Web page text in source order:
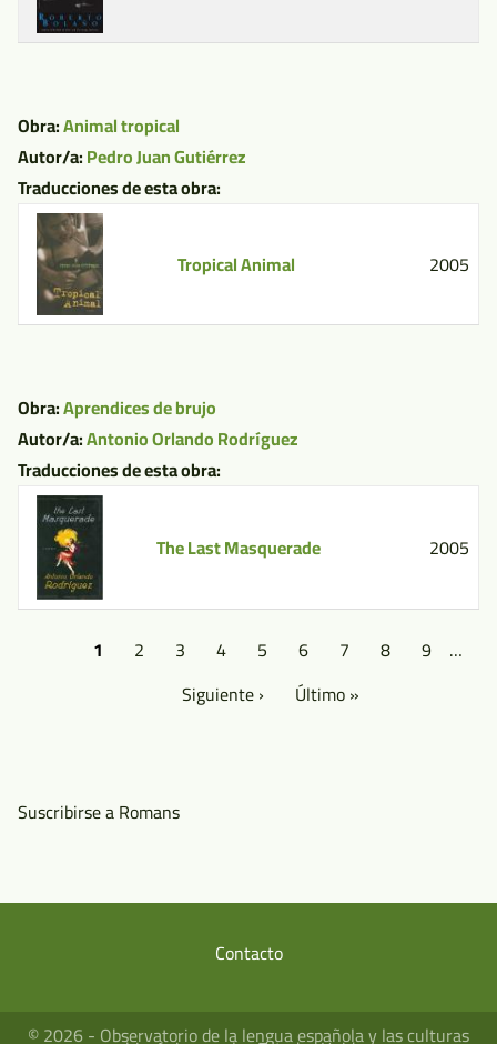
Obra:Animal tropical
Autor/a:Pedro Juan Gutiérrez
Traducciones de esta obra:
Tropical Animal 2005
Obra:Aprendices de brujo
Autor/a:Antonio Orlando Rodríguez
Traducciones de esta obra:
The Last Masquerade 2005
PaginaciónPágina
1 Página
2 Página
3 Página
4 Página
5 Página
6 Página
7 Página
8 Página
9 …
Siguiente
Siguiente ›
Última
Último »
Suscribirse a Romans
Contacto
© 2026 - Observatorio de la lengua española y las culturas